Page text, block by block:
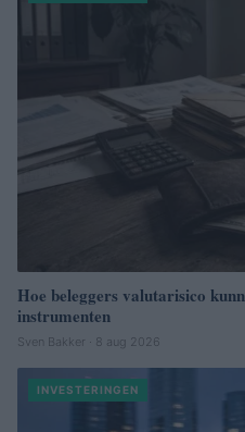
Hoe beleggers valutarisico
instrumenten
Sven Bakker · 8 aug 2026
INVESTERINGEN